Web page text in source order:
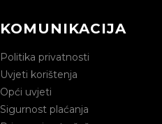
KOMUNIKACIJA
Politika privatnosti
Uvjeti korištenja
Opći uvjeti
Sigurnost plaćanja